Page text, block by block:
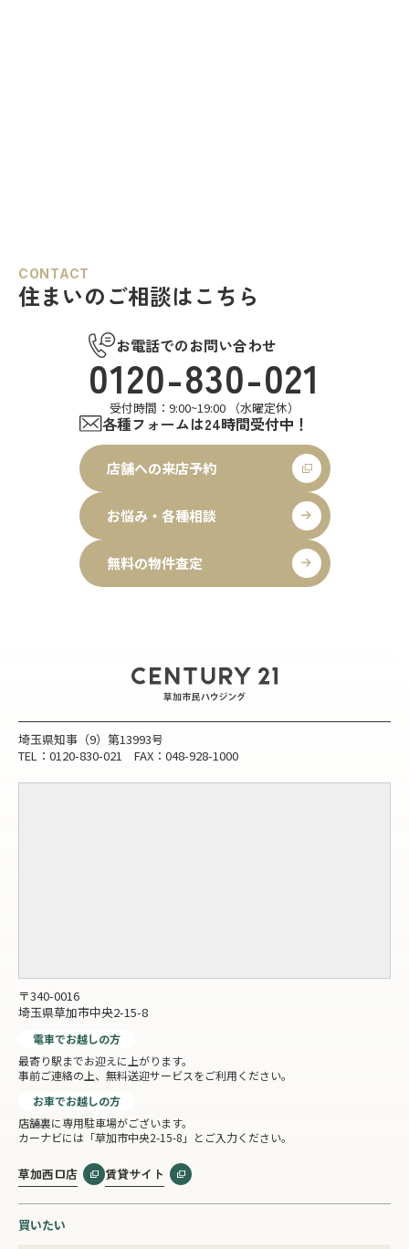
CONTACT
住まいのご相談はこちら
お電話でのお問い合わせ
0120-830-021
受付時間：9:00~19:00 （水曜定休）
各種フォームは24時間受付中！
店舗への来店予約
お悩み・各種相談
無料の物件査定
埼玉県知事（9）第13993号
TEL：0120-830-021 FAX：048-928-1000
〒340-0016
埼玉県草加市中央2-15-8
電車でお越しの方
最寄り駅までお迎えに上がります。
事前ご連絡の上、無料送迎サービスをご利用ください。
お車でお越しの方
店舗裏に専用駐車場がございます。
カーナビには「草加市中央2-15-8」とご入力ください。
草加西口店 賃貸サイト
買いたい